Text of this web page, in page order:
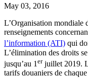
May 03, 2016
L’Organisation mondiale
renseignements
l’information (ATI) qui
L’élimination des droits
jusqu’au 1 erjuillet 2019.
tarifs douaniers de